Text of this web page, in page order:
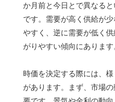
か月前と今日とで異なる
です。需要が高く供給が
やすく、逆に需要が低く
がりやすい傾向にあります
時価を決定する際には、
があります。まず、市場